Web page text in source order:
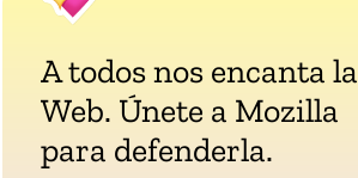
A todos nos encanta la
Web. Únete a Mozilla
para defenderla.